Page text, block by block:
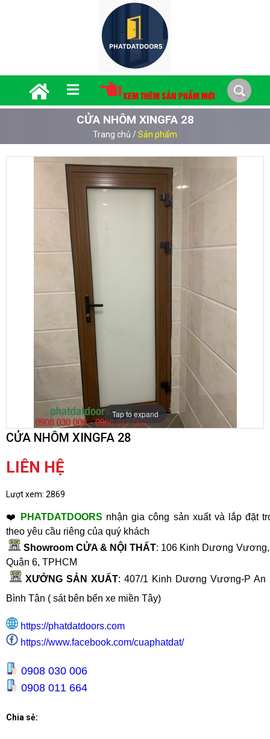
XEM THÊM SẢN PHẨM MỚI
CỬA NHÔM XINGFA 28
Trang chủ / Sản phẩm
Tap to expand
CỬA NHÔM XINGFA 28
LIÊN HỆ
Lượt xem: 2869
❤️ PHATDATDOORS nhận gia công sản xuất và lắp đặt
theo yêu cầu riêng của quý khách
Showroom CỬA & NỘI THẤT: 106 Kinh Dương Vương,
Quận 6, TPHCM
XƯỞNG SẢN XUẤT: 407/1 Kinh Dương Vương-P An
Bình Tân ( sát bên bến xe miền Tây)
https://phatdatdoors.com
https://www.facebook.com/cuaphatdat/
0908 030 006
0908 011 664
Chia sẻ: